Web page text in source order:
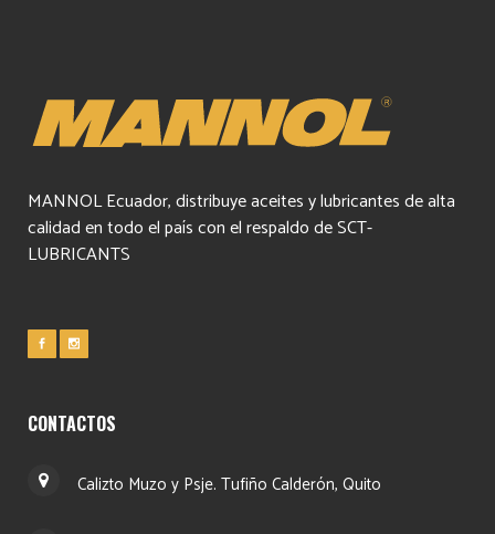
MANNOL Ecuador, distribuye aceites y lubricantes de alta
calidad en todo el país con el respaldo de SCT-
LUBRICANTS
CONTACTOS
Calizto Muzo y Psje. Tufiño Calderón, Quito